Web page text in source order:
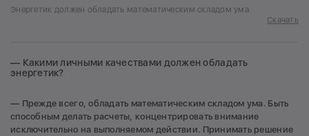
Энергетик должен обладать математическим складом ума
Скачать
— Какими личными качествами должен обладать
энергетик?
— Прежде всего, обладать математическим складом ума. Быть
способным делать расчеты, концентрировать внимание
исключительно на выполняемом действии. Принимать решение